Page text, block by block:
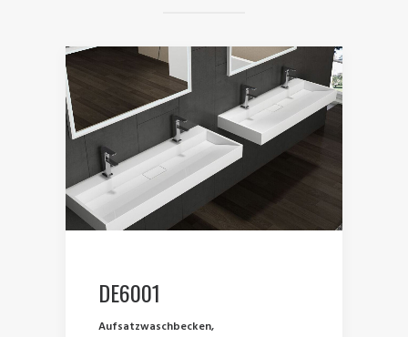
DE6001
Aufsatzwaschbecken,